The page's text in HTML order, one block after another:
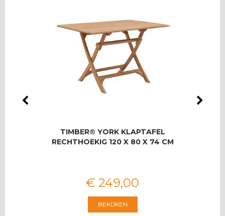
TIMBER® YORK KLAPTAFEL
RECHTHOEKIG 120 X 80 X 74 CM
€ 249,00
BEKIJKEN